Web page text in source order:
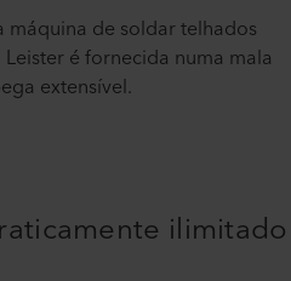
máquina de soldar telhados
é fornecida numa mala
extensível.
ilimitado